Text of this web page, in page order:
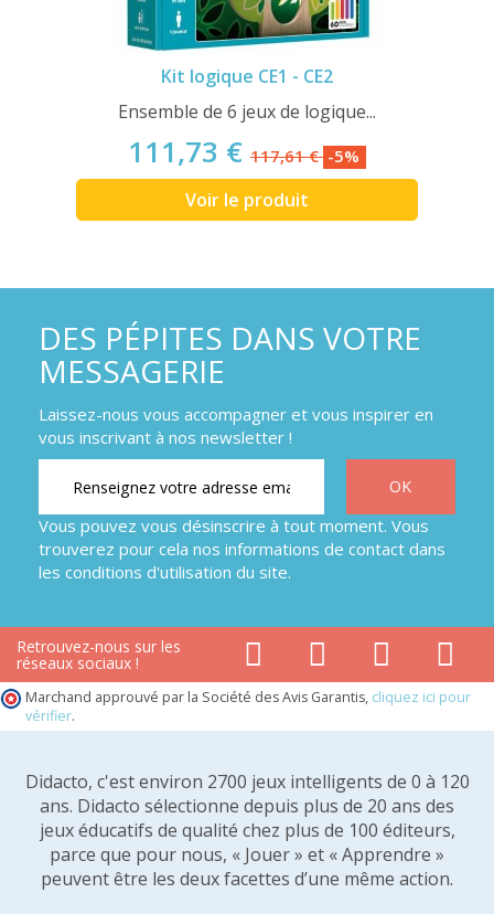
Kit logique CE1 - CE2
Ensemble de 6 jeux de logique...
111,73 € 117,61 € -5%
Voir le produit
DES PÉPITES DANS VOTRE
MESSAGERIE
Laissez-nous vous accompagner et vous inspirer en
vous inscrivant à nos newsletter !
Vous pouvez vous désinscrire à tout moment. Vous
trouverez pour cela nos informations de contact dans
les conditions d'utilisation du site.
Retrouvez-nous sur les
réseaux sociaux !
Marchand approuvé par la Société des Avis Garantis, cliquez ici pour
vérifier.
Didacto, c'est environ 2700 jeux intelligents de 0 à 120
ans. Didacto sélectionne depuis plus de 20 ans des
jeux éducatifs de qualité chez plus de 100 éditeurs,
parce que pour nous, « Jouer » et « Apprendre »
peuvent être les deux facettes d’une même action.